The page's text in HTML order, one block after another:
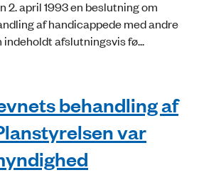
2. april 1993 en beslutning om
af handicappede med andre
afslutningsvis fø...
behandling af
var